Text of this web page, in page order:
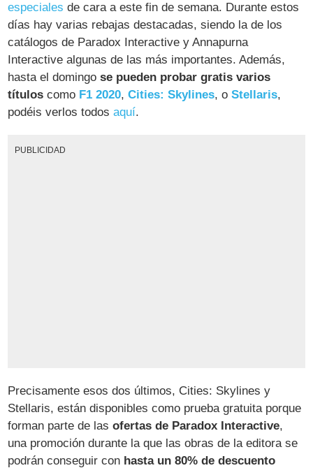
especiales de cara a este fin de semana. Durante estos
días hay varias rebajas destacadas, siendo la de los
catálogos de Paradox Interactive y Annapurna
Interactive algunas de las más importantes. Además,
hasta el domingose pueden probar gratis varios
títulos como F1 2020,Cities: Skylines, oStellaris,
podéis verlos todosaquí.
PUBLICIDAD
Precisamente esos dos últimos, Cities: Skylines y
Stellaris, están disponibles como prueba gratuita porque
forman parte de lasofertas de Paradox Interactive,
una promoción durante la que las obras de la editora se
podrán conseguir con hasta un 80% de descuento